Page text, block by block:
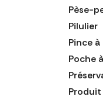
Pèse-
Pilulier
Pince
Poche